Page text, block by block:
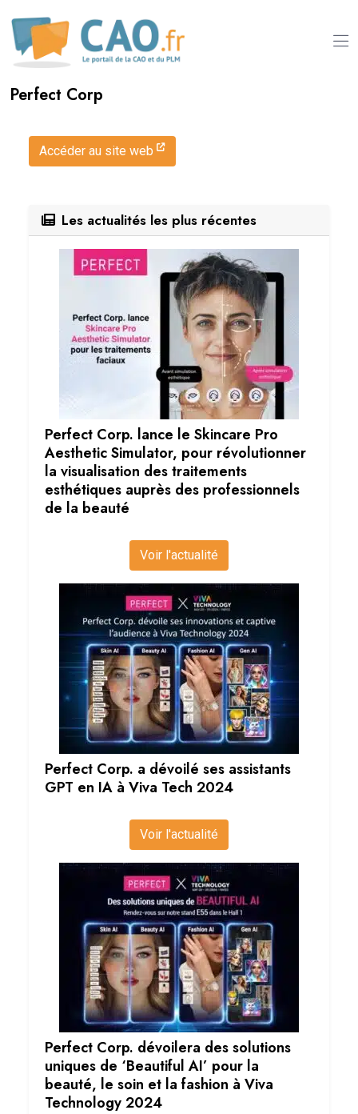
Perfect Corp
Accéder au site web
Les actualités les plus récentes
Perfect Corp. lance le Skincare Pro
Aesthetic Simulator, pour révolutionner
la visualisation des traitements
esthétiques auprès des professionnels
de la beauté
Voir l'actualité
Perfect Corp. a dévoilé ses assistants
GPT en IA à Viva Tech 2024
Voir l'actualité
Perfect Corp. dévoilera des solutions
uniques de ‘Beautiful AI’ pour la
beauté, le soin et la fashion à Viva
Technology 2024